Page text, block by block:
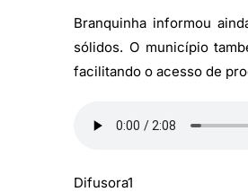
Branquinha informou
sólidos. O município
facilitando o acesso de
Difusora1